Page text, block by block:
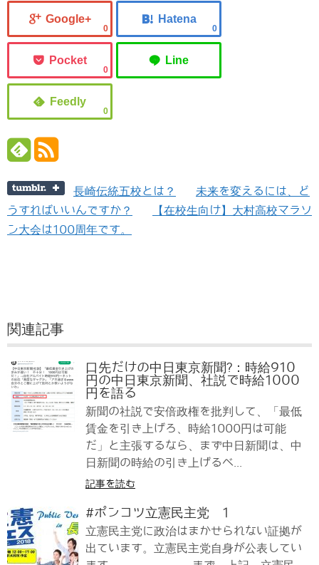
0 0
0
0
長崎伝統五校とは？
未来を変えるには、ど
うすればいいんですか？
【在校生向け】大村高校マラソ
ン大会は100周年です。
関連記事
口先だけの中日東京新聞?：時給910
円の中日東京新聞、社説で時給1000
円を語る
新聞の社説で安倍政権を批判して、「最低
賃金を引き上げろ、時給1000円は可能
だ」と主張するなら、まず中日新聞は、中
日新聞の時給の引き上げるべ...
記事を読む
#ポンコツ立憲民主党 1
立憲民主党に政治はまかせられない証拠が
出ています。立憲民主党自身が公表してい